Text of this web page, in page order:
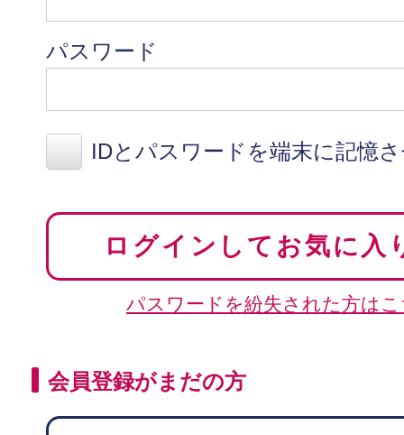
パスワード
IDとパスワードを端末に記憶
ログインしてお気に入
パスワードを紛失された方は
会員登録がまだの方